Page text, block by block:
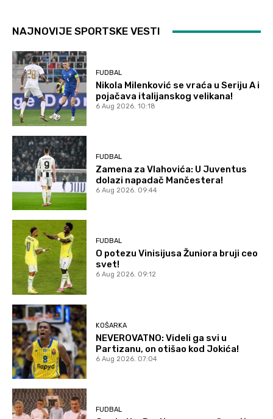
NAJNOVIJE SPORTSKE VESTI
FUDBAL
Nikola Milenković se vraća u Seriju A i
pojačava italijanskog velikana!
6 Aug 2026. 10:18
FUDBAL
Zamena za Vlahovića: U Juventus
dolazi napadač Mančestera!
6 Aug 2026. 09:44
FUDBAL
O potezu Vinisijusa Žuniora bruji ceo
svet!
6 Aug 2026. 09:12
KOŠARKA
NEVEROVATNO: Videli ga svi u
Partizanu, on otišao kod Jokića!
6 Aug 2026. 07:04
FUDBAL